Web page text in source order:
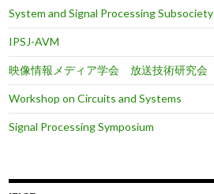
System and Signal Processing Subsociety
IPSJ-AVM
映像情報メディア学会 放送技術研究会
Workshop on Circuits and Systems
Signal Processing Symposium